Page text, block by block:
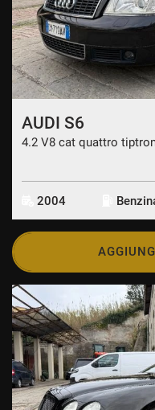
AUDI S6
4.2 V8 cat quattro
2004